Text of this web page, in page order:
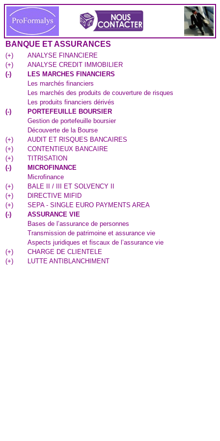
BANQUE ET ASSURANCES
(+)
ANALYSE FINANCIERE
(+)
ANALYSE CREDIT IMMOBILIER
(-)
LES MARCHES FINANCIERS
Les marchés financiers
Les marchés des produits de couverture de risques
Les produits financiers dérivés
(-)
PORTEFEUILLE BOURSIER
Gestion de portefeuille boursier
Découverte de la Bourse
(+)
AUDIT ET RISQUES BANCAIRES
(+)
CONTENTIEUX BANCAIRE
(+)
TITRISATION
(-)
MICROFINANCE
Microfinance
(+)
BALE II / III ET SOLVENCY II
(+)
DIRECTIVE MIFID
(+)
SEPA - SINGLE EURO PAYMENTS AREA
(-)
ASSURANCE VIE
Bases de l’assurance de personnes
Transmission de patrimoine et assurance vie
Aspects juridiques et fiscaux de l’assurance vie
(+)
CHARGE DE CLIENTELE
(+) LUTTE ANTIBLANCHIMENT